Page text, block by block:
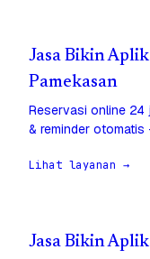
Jasa Bikin
Pamekasan
Reservasi online 24
& reminder
Lihat layanan →
Jasa Bikin